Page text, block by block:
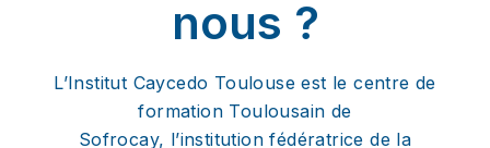
nous ?
L’Institut Caycedo Toulouse est le centre de
formation Toulousain de
Sofrocay, l’institution fédératrice de la